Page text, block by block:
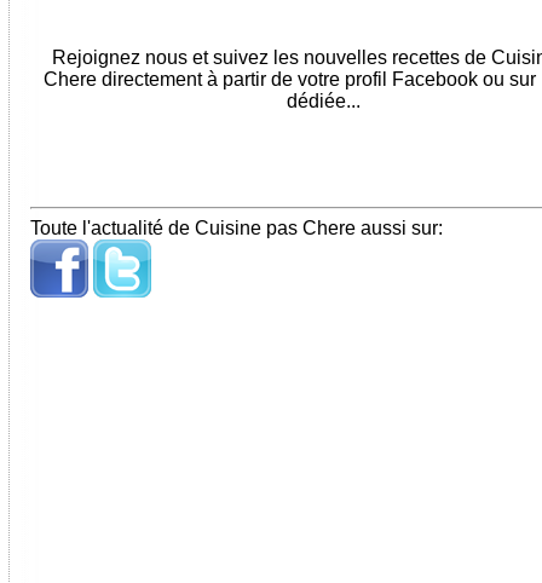
Rejoignez nous et suivez les nouvelles recettes de
Chere directement à partir de votre profil Facebook ou sur
dédiée...
Toute l'actualité de Cuisine pas Chere aussi sur: